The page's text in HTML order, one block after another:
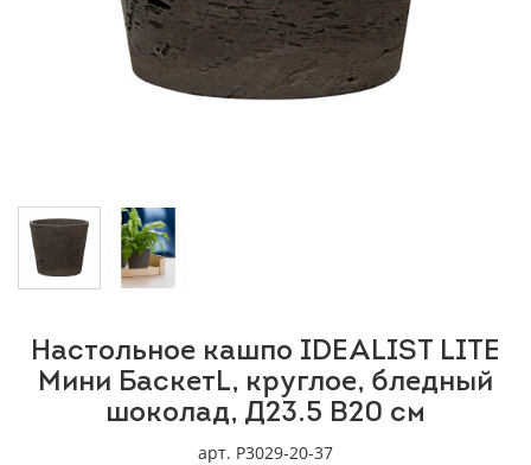
Настольное кашпо IDEALIST LITE
Мини БаскетL, круглое, бледный
шоколад, Д23.5 В20 см
арт. P3029-20-37